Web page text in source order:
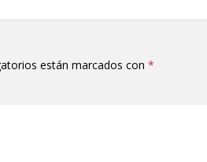
están marcados con *